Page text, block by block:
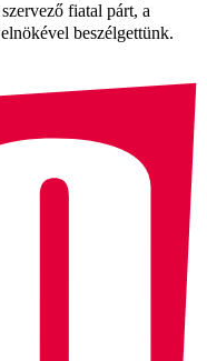
fiatal párt, a
beszélgettünk.